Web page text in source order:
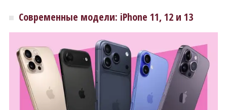
Современные модели: iPhone 11, 12 и 13